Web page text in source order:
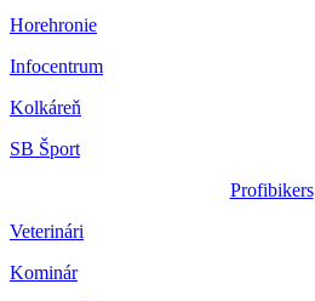
Horehronie
Infocentrum
Kolkáreň
SB Šport
Profibikers
Veterinári
Kominár